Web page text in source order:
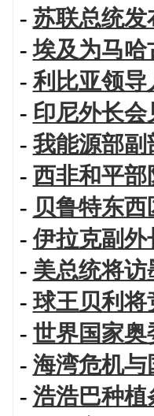
- 苏联总统发
-埃及为马哈
-利比亚领导
- 印尼外长
- 我能源部副
- 西非和平部
- 贝鲁特东
-伊拉克副外
- 美总统将
-球王贝利将
- 世界国家奥
- 海湾危机与
- 浩浩巴种植